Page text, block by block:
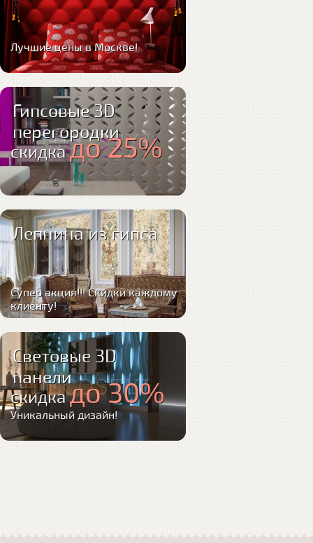
Лучшие цены в Москве!
Гипсовые 3D
перегородки
скидкадо 25%
Лепнина из гипса
Супер акция!!! Скидки каждому
клиенту!
Световые 3D
панели
скидкадо 30%
Уникальный дизайн!